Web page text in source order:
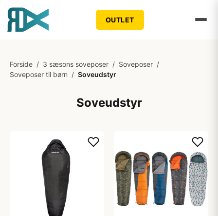
OUTLET
Forside / 3 sæsons soveposer / Soveposer /
Soveposer til børn / Soveudstyr
Soveudstyr